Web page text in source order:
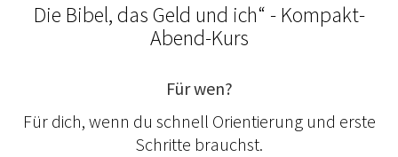
Die Bibel, das Geld und ich“ - Kompakt-
Abend-Kurs
Für wen?
Für dich, wenn du schnell Orientierung und erste
Schritte brauchst.